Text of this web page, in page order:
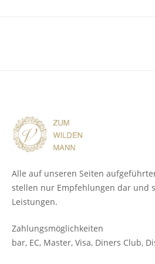
Alle auf unseren Seiten
stellen nur Empfehlungen dar und
Leistungen.
Zahlungsmöglichkeiten
bar, EC, Master, Visa, Diners Club,